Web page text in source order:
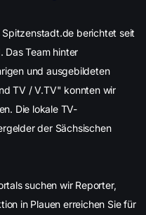
berichtet seit
Das Team hinter
und ausgebildeten
TV / V.TV" konnten wir
Die lokale TV-
der Sächsischen
suchen wir Reporter,
in Plauen erreichen Sie für